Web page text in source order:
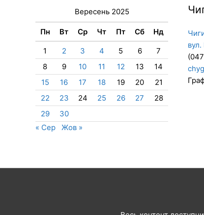
Вересень 2025
Пн Вт Ср Чт Пт Сб Нд
1 2 3 4 5 6
7
8
9 10 11 12 13
14
15
16 17 18 19 20
21
22
23 24 25 26 27
28
29
30
« Сер
Жов »